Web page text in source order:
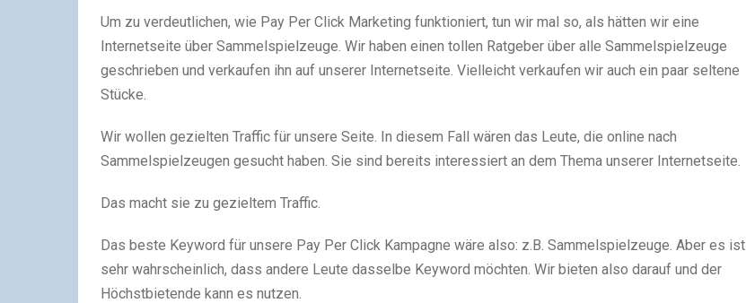
Um zu verdeutlichen, wie Pay Per Click Marketing funktioniert, tun wir mal so, als hätten wir eine
Internetseite über Sammelspielzeuge. Wir haben einen tollen Ratgeber über alle Sammelspielzeuge
geschrieben und verkaufen ihn auf unserer Internetseite. Vielleicht verkaufen wir auch ein paar seltene
Stücke.
Wir wollen gezielten Traffic für unsere Seite. In diesem Fall wären das Leute, die online nach
Sammelspielzeugen gesucht haben. Sie sind bereits interessiert an dem Thema unserer Internetseite.
Das macht sie zu gezieltem Traffic.
Das beste Keyword für unsere Pay Per Click Kampagne wäre also: z.B. Sammelspielzeuge. Aber es ist
sehr wahrscheinlich, dass andere Leute dasselbe Keyword möchten. Wir bieten also darauf und der
Höchstbietende kann es nutzen.